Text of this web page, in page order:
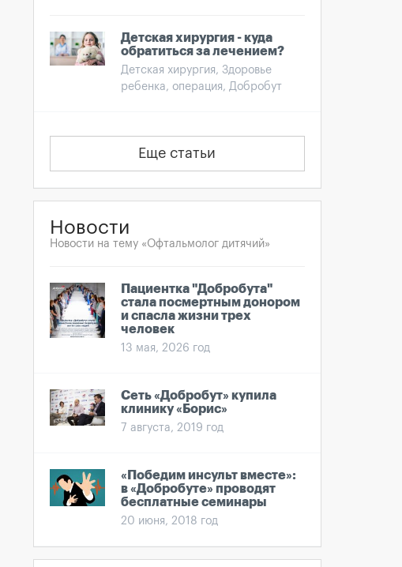
Детская хирургия - куда
обратиться за лечением?
Детская хирургия, Здоровье
ребенка, операция, Добробут
Еще статьи
Новости
Новости на тему «Офтальмолог дитячий»
Пациентка "Добробута"
стала посмертным донором
и спасла жизни трех
человек
13 мая, 2026 год
Сеть «Добробут» купила
клинику «Борис»
7 августа, 2019 год
«Победим инсульт вместе»:
в «Добробуте» проводят
бесплатные семинары
20 июня, 2018 год